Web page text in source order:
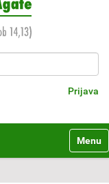
Prijava